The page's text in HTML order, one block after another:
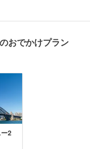
おでかけプラン
2